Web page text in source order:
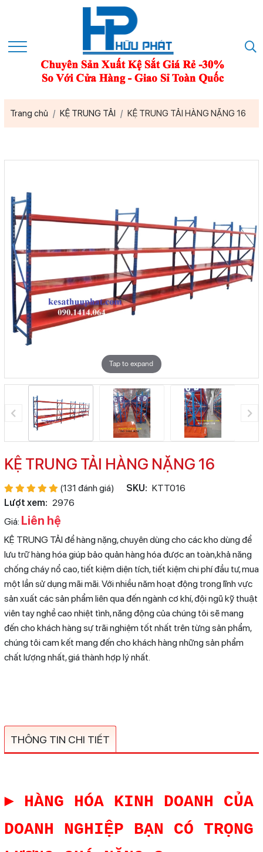
Trang chủ KỆ TRUNG TẢI KỆ TRUNG TẢI HÀNG NẶNG 16
Tap to expand
KỆ TRUNG TẢI HÀNG NẶNG 16
(131 đánh giá) SKU: KTT016
Lượt xem: 2976
Giá: Liên hệ
KỆ TRUNG TẢI để hàng nặng, chuyên dùng cho các kho dùng để
lưu trữ hàng hóa giúp bảo quản hàng hóa được an toàn,khả năng
chống cháy nổ cao, tiết kiệm diện tích, tiết kiệm chi phí đầu tư, mua
một lần sử dụng mãi mãi. Với nhiều năm hoạt động trong lĩnh vực
sản xuất các sản phẩm liên qua đến ngành cơ khí, đội ngũ kỹ thuật
viên tay nghề cao nhiệt tình, năng động của chúng tôi sẽ mang
đến cho khách hàng sự trãi nghiệm tốt nhất trên từng sản phẩm,
chúng tôi cam kết mang đến cho khách hàng những sản phẩm
chất lượng nhất, giá thành hợp lý nhất.
THÔNG TIN CHI TIẾT
► HÀNG HÓA KINH DOANH CỦA
DOANH NGHIỆP BẠN CÓ TRỌNG